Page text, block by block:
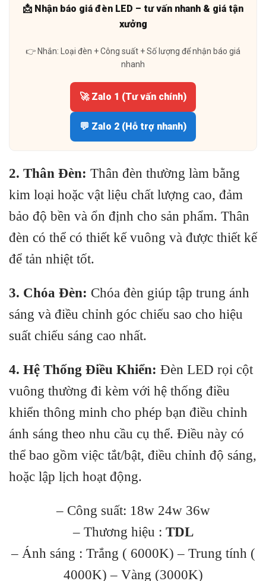
📩 Nhận báo giá đèn LED – tư vấn nhanh & giá tận
xưởng
👉 Nhắn: Loại đèn + Công suất + Số lượng để nhận báo giá
nhanh
🚀 Zalo 1 (Tư vấn chính)
💬 Zalo 2 (Hỗ trợ nhanh)
2. Thân Đèn: Thân đèn thường làm bằng
kim loại hoặc vật liệu chất lượng cao, đảm
bảo độ bền và ổn định cho sản phẩm. Thân
đèn có thể có thiết kế vuông và được thiết kế
để tản nhiệt tốt.
3. Chóa Đèn: Chóa đèn giúp tập trung ánh
sáng và điều chỉnh góc chiếu sao cho hiệu
suất chiếu sáng cao nhất.
4. Hệ Thống Điều Khiển: Đèn LED rọi cột
vuông thường đi kèm với hệ thống điều
khiển thông minh cho phép bạn điều chỉnh
ánh sáng theo nhu cầu cụ thể. Điều này có
thể bao gồm việc tắt/bật, điều chỉnh độ sáng,
hoặc lập lịch hoạt động.
– Công suất: 18w 24w 36w
– Thương hiệu : TDL
– Ánh sáng : Trắng ( 6000K) – Trung tính (
4000K) – Vàng (3000K)